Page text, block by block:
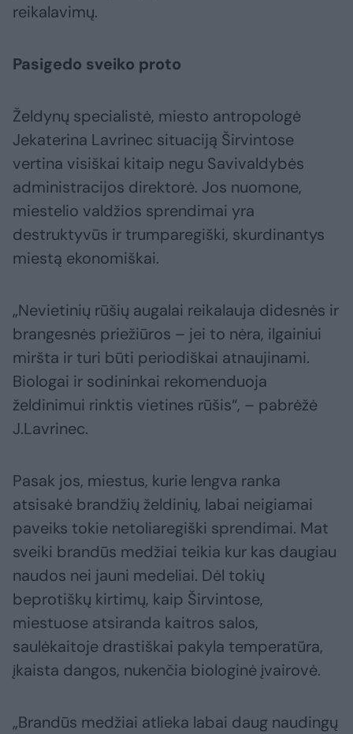
reikalavimų.
Pasigedo sveiko proto
Želdynų specialistė, miesto antropologė
Jekaterina Lavrinec situaciją Širvintose
vertina visiškai kitaip negu Savivaldybės
administracijos direktorė. Jos nuomone,
miestelio valdžios sprendimai yra
destruktyvūs ir trumparegiški, skurdinantys
miestą ekonomiškai.
„Nevietinių rūšių augalai reikalauja didesnės ir
brangesnės priežiūros – jei to nėra, ilgainiui
miršta ir turi būti periodiškai atnaujinami.
Biologai ir sodininkai rekomenduoja
želdinimui rinktis vietines rūšis“, – pabrėžė
J.Lavrinec.
Pasak jos, miestus, kurie lengva ranka
atsisakė brandžių želdinių, labai neigiamai
paveiks tokie netoliaregiški sprendimai. Mat
sveiki brandūs medžiai teikia kur kas daugiau
naudos nei jauni medeliai. Dėl tokių
beprotiškų kirtimų, kaip Širvintose,
miestuose atsiranda kaitros salos,
saulėkaitoje drastiškai pakyla temperatūra,
įkaista dangos, nukenčia biologinė įvairovė.
„Brandūs medžiai atlieka labai daug naudingų